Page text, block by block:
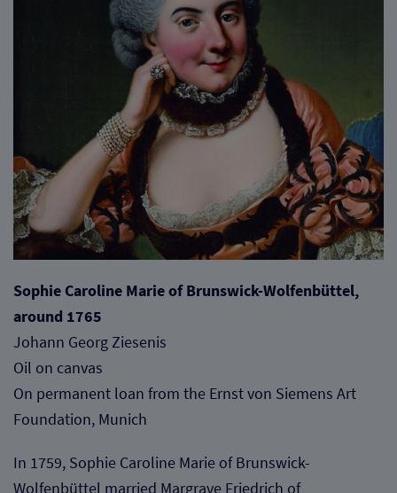
Sophie Caroline Marie of Brunswick-Wolfenbüttel,
around 1765
Johann Georg Ziesenis
Oil on canvas
On permanent loan from the Ernst von Siemens Art
Foundation, Munich
In 1759, Sophie Caroline Marie of Brunswick-
Wolfenbüttel married Margrave Friedrich of